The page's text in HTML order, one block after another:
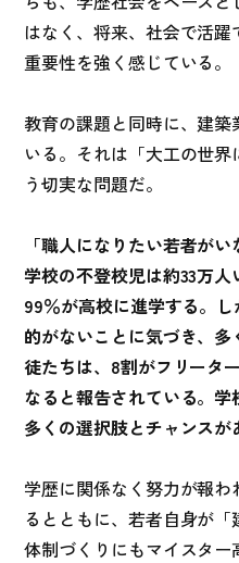
はなく、将来、社会で活
重要性を強く感じている。
教育の課題と同時に、建
いる。それは「大工の世
う切実な問題だ。
「職人になりたい若者が
学校の不登校児は約33万
99％が高校に進学する。
的がないことに気づき、
徒たちは、8割がフリータ
なると報告されている。学
多くの選択肢とチャンスが
学歴に関係なく努力が報わ
るとともに、若者自身が
体制づくりにもマイスタ